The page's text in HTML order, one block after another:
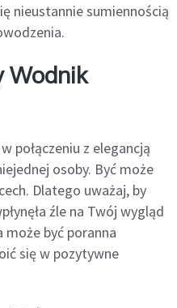
nieustannie sumiennością
Wodnik
połączeniu z elegancją
osoby. Być może
Dlatego uważaj, by
źle na Twój wygląd
może być poranna
się w pozytywne